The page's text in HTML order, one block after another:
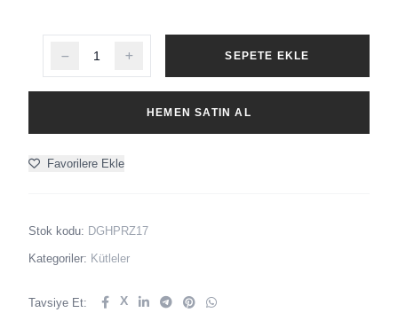
SEPETE EKLE
HEMEN SATIN AL
Favorilere Ekle
Stok kodu: DGHPRZ17
Kategoriler: Kütleler
Tavsiye Et: X